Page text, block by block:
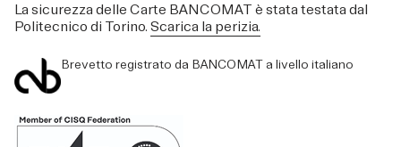
La sicurezza delle Carte BANCOMAT è stata testata dal
Politecnico di Torino. Scarica la perizia.
Brevetto registrato da BANCOMAT a livello italiano